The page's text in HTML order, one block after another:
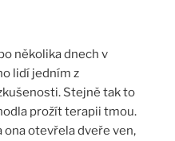
několika dnech v
lidí jedním z
Stejně tak to
prožít terapii tmou.
ona otevřela dveře ven,